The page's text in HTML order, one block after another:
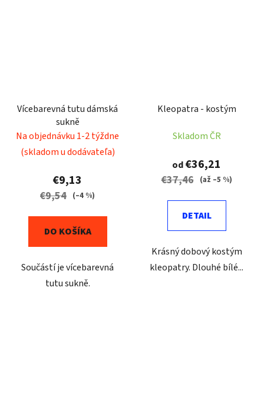
Vícebarevná tutu dámská
sukně
Na objednávku 1-2 týždne
(skladom u dodávateľa)
€9,13
€9,54 (–4 %)
DO KOŠÍKA
Součástí je vícebarevná
tutu sukně.
Kleopatra - kostým
Skladom ČR
od€36,21
€37,46 (až –5 %)
DETAIL
Krásný dobový kostým
kleopatry. Dlouhé bílé...